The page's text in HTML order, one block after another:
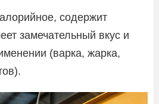
содержит
замечательный вкус и
(варка, жарка,